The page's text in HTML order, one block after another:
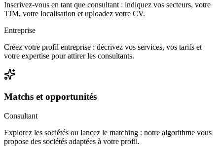
Inscrivez-vous en tant que consultant : indiquez vos secteurs, votre
TJM, votre localisation et uploadez votre CV.
Entreprise
Créez votre profil entreprise : décrivez vos services, vos tarifs et
votre expertise pour attirer les consultants.
Matchs et opportunités
Consultant
Explorez les sociétés ou lancez le matching : notre algorithme vous
propose des sociétés adaptées à votre profil.